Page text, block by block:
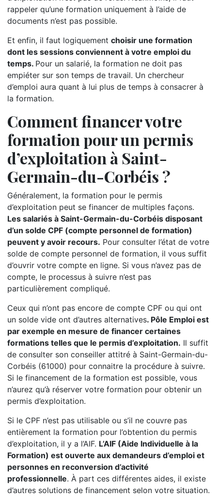
rappeler qu’une formation uniquement à l’aide de
documents n’est pas possible.
Et enfin, il faut logiquement choisir une formation
dont les sessions conviennent à votre emploi du
temps. Pour un salarié, la formation ne doit pas
empiéter sur son temps de travail. Un chercheur
d’emploi aura quant à lui plus de temps à consacrer à
la formation.
Comment financer votre
formation pour un permis
d’exploitation à Saint-
Germain-du-Corbéis ?
Généralement, la formation pour le permis
d’exploitation peut se financer de multiples façons.
Les salariés à Saint-Germain-du-Corbéis disposant
d’un solde CPF (compte personnel de formation)
peuvent y avoir recours. Pour consulter l’état de votre
solde de compte personnel de formation, il vous suffit
d’ouvrir votre compte en ligne. Si vous n’avez pas de
compte, le processus à suivre n’est pas
particulièrement compliqué.
Ceux qui n’ont pas encore de compte CPF ou qui ont
un solde vide ont d’autres alternatives. Pôle Emploi est
par exemple en mesure de financer certaines
formations telles que le permis d’exploitation. Il suffit
de consulter son conseiller attitré à Saint-Germain-du-
Corbéis (61000) pour connaitre la procédure à suivre.
Si le financement de la formation est possible, vous
n’aurez qu’à réserver votre formation pour obtenir un
permis d’exploitation.
Si le CPF n’est pas utilisable ou s’il ne couvre pas
entièrement la formation pour l’obtention du permis
d’exploitation, il y a l’AIF. L’AIF (Aide Individuelle à la
Formation) est ouverte aux demandeurs d’emploi et
personnes en reconversion d’activité
professionnelle. À part ces différentes aides, il existe
d’autres solutions de financement selon votre situation.